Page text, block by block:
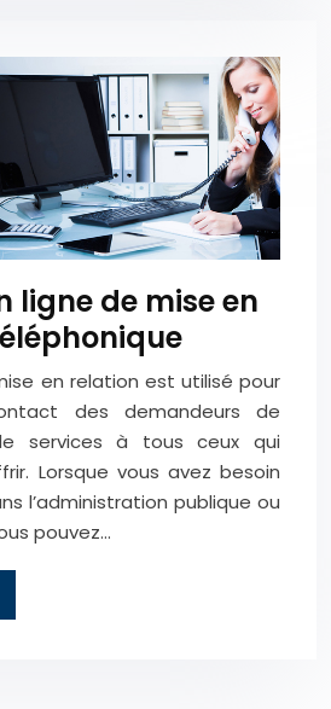
ligne de mise en
en relation est utilisé pour
des demandeurs de
services à tous ceux qui
Lorsque vous avez besoin
l’administration publique ou
pouvez…